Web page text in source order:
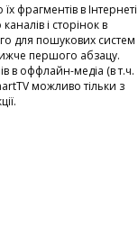
фрагментів в Інтернеті
і сторінок в
для пошукових систем
першого абзацу.
в оффлайн-медіа (в т.ч.
можливо тільки з